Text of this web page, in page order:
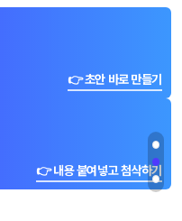
👉 초안 바로 만들기
👉 내용 붙여넣고 첨삭하기